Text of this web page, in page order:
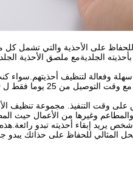
على الأحذية والتي تشمل
الجلديةمع ملصق الأحذية
وفعالة لتنظيف أحذيتهم.سواء
من 10000 قطعة ، يمكن التفاوض على وقت التنفيذ.
وغيرها من الأعمال حيث
يريد إبقاء أحذيته تبدو
المثالي للحفاظ على حذائك يبدو